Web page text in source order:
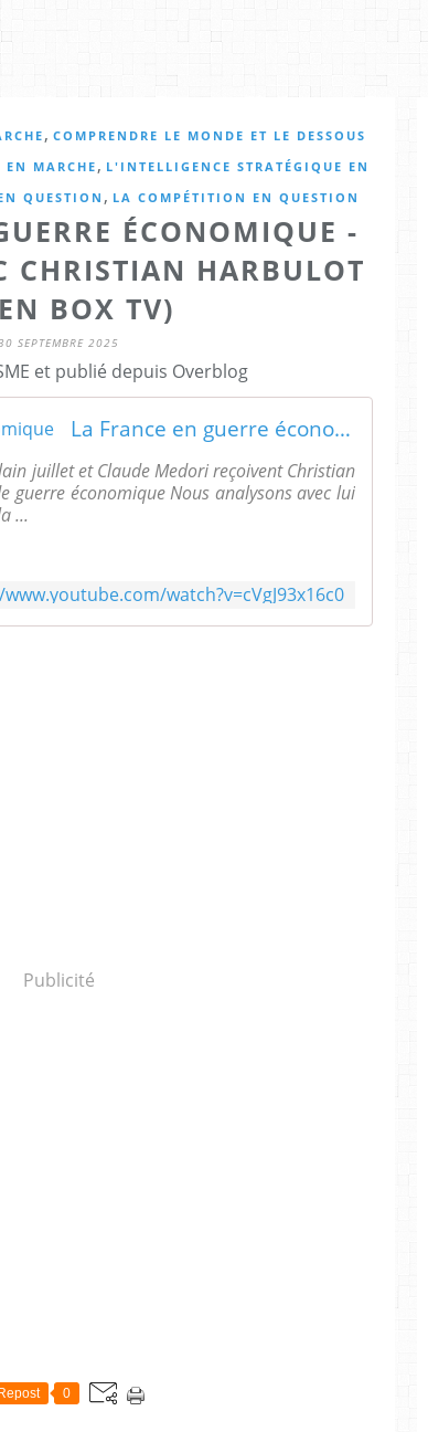
, COMPRENDRE LE MONDE ET LE DESSOUS
EN MARCHE, L'INTELLIGENCE STRATÉGIQUE EN
QUESTION , LA COMPÉTITION EN QUESTION
ÉCONOMIQUE -
CHRISTIAN HARBULOT
BOX TV)
30 SEPTEMBRE 2025
et publié depuis Overblog
La France en guerre économique
juillet et Claude Medori reçoivent Christian
guerre économique Nous analysons avec lui
...
watch?v=cVgJ93x16c0
Publicité
Repost 0